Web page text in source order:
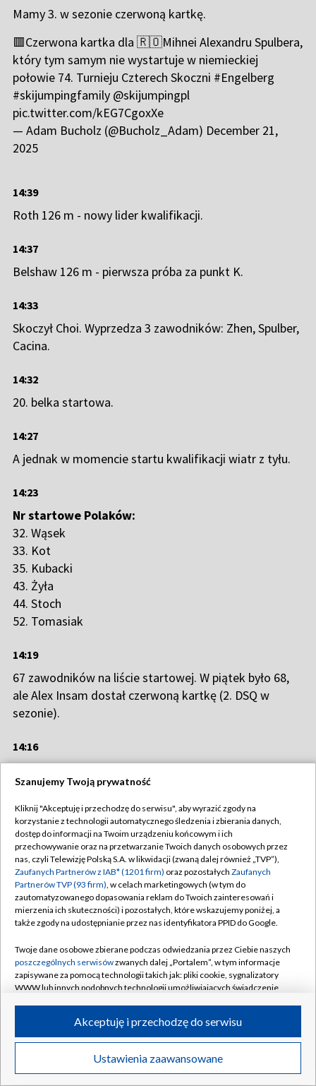
Transmisje Wideo
Mamy 3. w sezonie czerwoną kartkę.
🟥Czerwona kartka dla 🇷🇴Mihnei Alexandru Spulbera,
który tym samym nie wystartuje w niemieckiej
połowie 74. Turnieju Czterech Skoczni #Engelberg
#skijumpingfamily @skijumpingpl
pic.twitter.com/kEG7CgoxXe
— Adam Bucholz (@Bucholz_Adam) December 21,
2025
14:39
Roth 126 m - nowy lider kwalifikacji.
14:37
Belshaw 126 m - pierwsza próba za punkt K.
14:33
Skoczył Choi. Wyprzedza 3 zawodników: Zhen, Spulber,
Cacina.
14:32
20. belka startowa.
14:27
A jednak w momencie startu kwalifikacji wiatr z tyłu.
14:23
Nr startowe Polaków:
32. Wąsek
33. Kot
35. Kubacki
43. Żyła
44. Stoch
52. Tomasiak
14:19
67 zawodników na liście startowej. W piątek było 68,
ale Alex Insam dostał czerwoną kartkę (2. DSQ w
sezonie).
14:16
zaczęła zmieniać się pogoda.
Bardzo się ociepliło, w całym mieście mocno wieje, zaś
na samej skoczni kręci.
To będzie interesujący konkurs przedświąteczny.
Kwalifikacje o 14:30, zawody o 16.#skijumpingafamily
— Dominik Formela (@DominikFormela)December 21,
2025
Zakończył się właśnie konkurs kobiet. Punkty PŚ
ponownie wywalczyła Anna Twardosz.
Szanujemy Twoją prywatność
Kliknij "Akceptuję i przechodzę do serwisu", aby wyrazić zgody na
korzystanie z technologii automatycznego śledzenia i zbierania danych,
dostęp do informacji na Twoim urządzeniu końcowym i ich
przechowywanie oraz na przetwarzanie Twoich danych osobowych przez
nas, czyli Telewizję Polską S.A. w likwidacji (zwaną dalej również „TVP”),
Zaufanych Partnerów z IAB* (1201 firm) oraz pozostałych Zaufanych
Partnerów TVP (93 firm), w celach marketingowych (w tym do
zautomatyzowanego dopasowania reklam do Twoich zainteresowań i
mierzenia ich skuteczności) i pozostałych, które wskazujemy poniżej, a
także zgody na udostępnianie przez nas identyfikatora PPID do Google.
Twoje dane osobowe zbierane podczas odwiedzania przez Ciebie naszych
poszczególnych serwisówzwanych dalej „Portalem”, w tym informacje
zapisywane za pomocą technologii takich jak: pliki cookie, sygnalizatory
WWW lub innych podobnych technologii umożliwiających świadczenie
ruchu w Internecie.
Twoje dane osobowe zbierane podczas odwiedzania przez Ciebie
poszczególnych serwisówna Portalu, takie jak adresy IP, identyfikatory
Ustawienia zaawansowane
Akceptuję i przechodzę do serwisu